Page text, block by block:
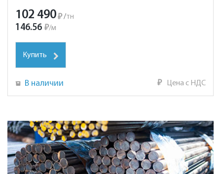
102 490₽ /тн
146.56 ₽/м
Купить
В наличии ₽ Цена с НДС